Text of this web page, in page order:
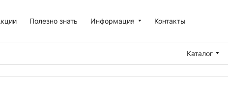
Полезно знать Информация Контакты
Каталог